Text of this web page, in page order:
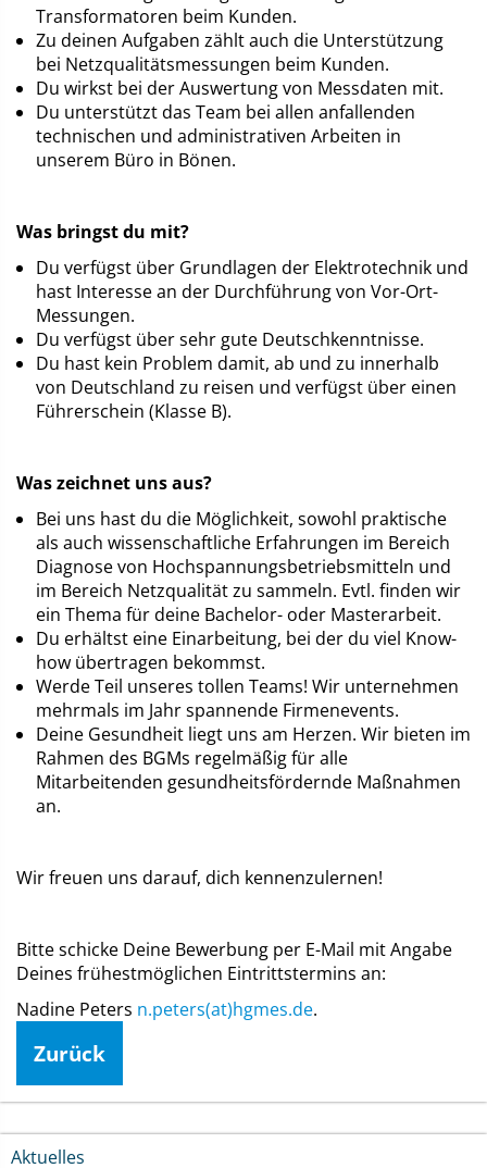
Transformatoren beim Kunden.
Zu deinen Aufgaben zählt auch die Unterstützung
bei Netzqualitätsmessungen beim Kunden.
Du wirkst bei der Auswertung von Messdaten mit.
Du unterstützt das Team bei allen anfallenden
technischen und administrativen Arbeiten in
unserem Büro in Bönen.
Was bringst du mit?
Du verfügst über Grundlagen der Elektrotechnik und
hast Interesse an der Durchführung von Vor-Ort-
Messungen.
Du verfügst über sehr gute Deutschkenntnisse.
Du hast kein Problem damit, ab und zu innerhalb
von Deutschland zu reisen und verfügst über einen
Führerschein (Klasse B).
Was zeichnet uns aus?
Bei uns hast du die Möglichkeit, sowohl praktische
als auch wissenschaftliche Erfahrungen im Bereich
Diagnose von Hochspannungsbetriebsmitteln und
im Bereich Netzqualität zu sammeln. Evtl. finden wir
ein Thema für deine Bachelor- oder Masterarbeit.
Du erhältst eine Einarbeitung, bei der du viel Know-
how übertragen bekommst.
Werde Teil unseres tollen Teams! Wir unternehmen
mehrmals im Jahr spannende Firmenevents.
Deine Gesundheit liegt uns am Herzen. Wir bieten im
Rahmen des BGMs regelmäßig für alle
Mitarbeitenden gesundheitsfördernde Maßnahmen
an.
Wir freuen uns darauf, dich kennenzulernen!
Bitte schicke Deine Bewerbung per E-Mail mit Angabe
Deines frühestmöglichen Eintrittstermins an:
Nadine Peters n.peters(at)hgmes.de.
Zurück
Aktuelles